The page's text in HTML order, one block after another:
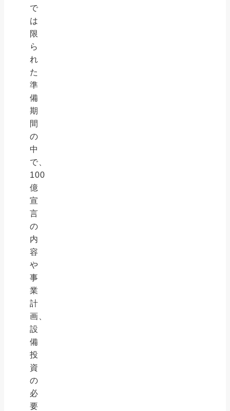
で
は
限
ら
れ
た
準
備
期
間
の
中
で、
100
億
宣
言
の
内
容
や
事
業
計
画、
設
備
投
資
の
必
要